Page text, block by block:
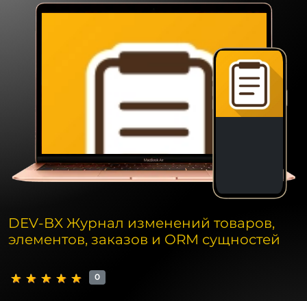
DEV-BX Журнал изменений товаров,
элементов, заказов и ORM сущностей
0